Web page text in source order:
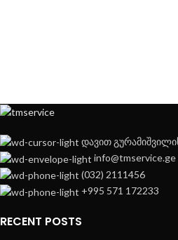
დავით
info@tmservice.ge
(032) 2111456
+995 571 172233
RECENT POSTS